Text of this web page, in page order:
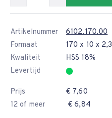
Artikelnummer
6102.170.00
Formaat
170 x 10 x 2,3
Kwaliteit
HSS 18%
Levertijd
Prijs
€ 7,60
12 of meer
€ 6,84